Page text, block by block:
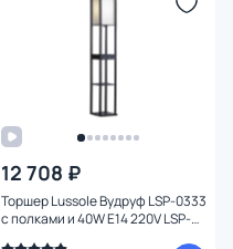
12 708 ₽
Торшер Lussole Вудруф LSP-0333
с полками и 40W E14 220V LSP-